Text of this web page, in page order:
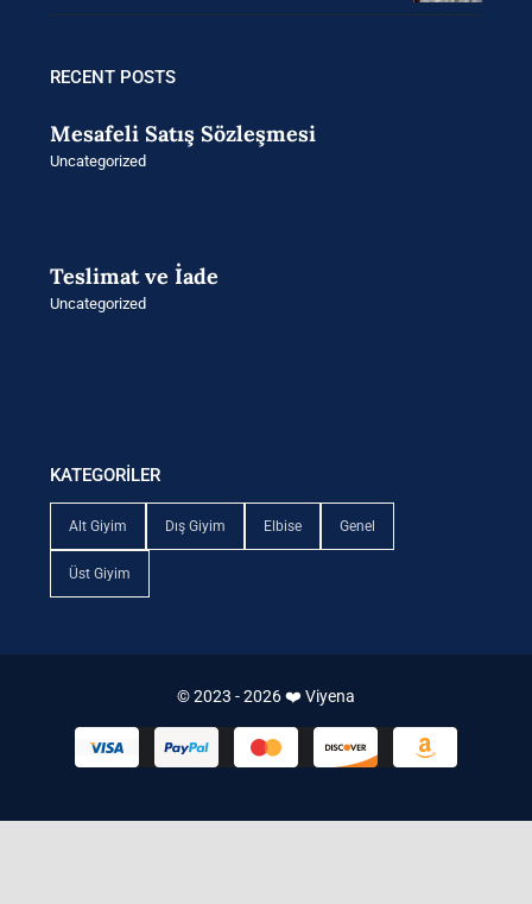
fiyat:
andaki
RECENT POSTS
Mesafeli Satış Sözleşmesi
Uncategorized
Teslimat ve İade
Uncategorized
KATEGORİLER
Alt Giyim Dış Giyim Elbise Genel
Üst Giyim
© 2023 - 2026 ❤️ Viyena